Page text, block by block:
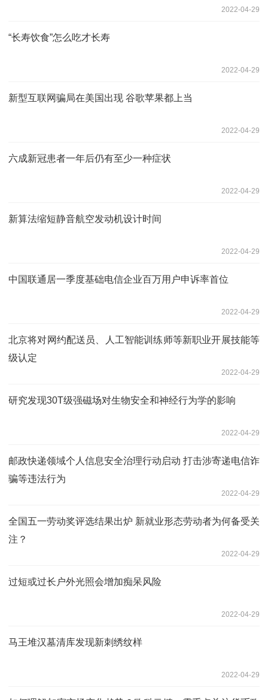
2022-04-29
“长寿饮食”怎么吃才长寿
2022-04-29
新型互联网骗局在美国出现 谷歌苹果都上当
2022-04-29
六成新冠患者一年后仍有至少一种症状
2022-04-29
新算法缩短静音航空发动机设计时间
2022-04-29
中国联通居一季度基础电信企业百万用户申诉率首位
2022-04-29
北京将对网约配送员、人工智能训练师等新职业开展技能等
级认定
2022-04-29
研究发现30T级强磁场对生物安全和神经行为学的影响
2022-04-29
邮政快递领域个人信息安全治理行动启动 打击涉寄递电信诈
骗等违法行为
2022-04-29
全国五一劳动奖评选结果出炉 新就业形态劳动者为何备受关
注？
2022-04-29
过短或过长户外光照会增加痴呆风险
2022-04-29
马王堆汉墓清库发现新刺绣纹样
2022-04-29